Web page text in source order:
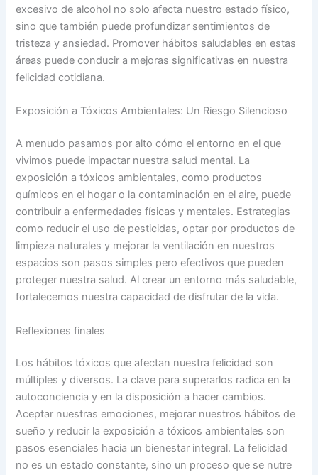
excesivo de alcohol no solo afecta nuestro estado físico,
sino que también puede profundizar sentimientos de
tristeza y ansiedad. Promover hábitos saludables en estas
áreas puede conducir a mejoras significativas en nuestra
felicidad cotidiana.
Exposición a Tóxicos Ambientales: Un Riesgo Silencioso
A menudo pasamos por alto cómo el entorno en el que
vivimos puede impactar nuestra salud mental. La
exposición a tóxicos ambientales, como productos
químicos en el hogar o la contaminación en el aire, puede
contribuir a enfermedades físicas y mentales. Estrategias
como reducir el uso de pesticidas, optar por productos de
limpieza naturales y mejorar la ventilación en nuestros
espacios son pasos simples pero efectivos que pueden
proteger nuestra salud. Al crear un entorno más saludable,
fortalecemos nuestra capacidad de disfrutar de la vida.
Reflexiones finales
Los hábitos tóxicos que afectan nuestra felicidad son
múltiples y diversos. La clave para superarlos radica en la
autoconciencia y en la disposición a hacer cambios.
Aceptar nuestras emociones, mejorar nuestros hábitos de
sueño y reducir la exposición a tóxicos ambientales son
pasos esenciales hacia un bienestar integral. La felicidad
no es un estado constante, sino un proceso que se nutre